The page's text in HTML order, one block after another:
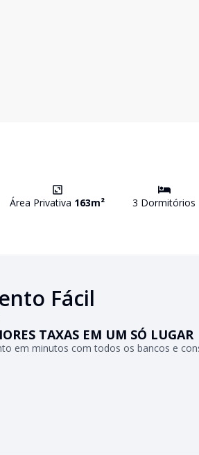
Área Privativa 163m² 3 Dormitórios
Fácil
TAXAS EM UM SÓ LUGAR
em minutos com todos os bancos e